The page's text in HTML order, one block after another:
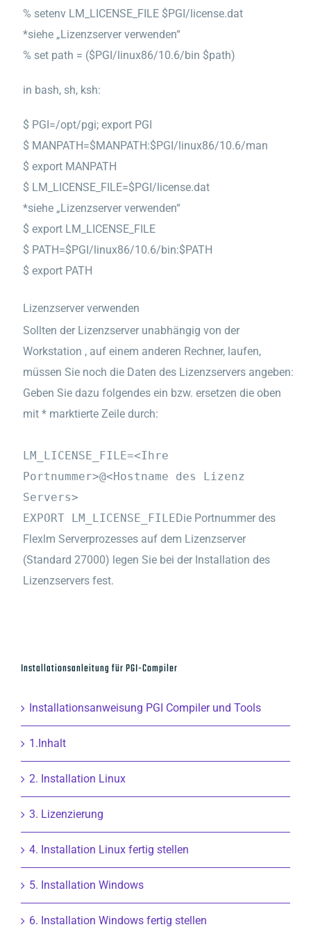
% setenv LM_LICENSE_FILE $PGI/license.dat
*siehe „Lizenzserver verwenden“
% set path = ($PGI/linux86/10.6/bin $path)
in bash, sh, ksh:
$ PGI=/opt/pgi; export PGI
$ MANPATH=$MANPATH:$PGI/linux86/10.6/man
$ export MANPATH
$ LM_LICENSE_FILE=$PGI/license.dat
*siehe „Lizenzserver verwenden“
$ export LM_LICENSE_FILE
$ PATH=$PGI/linux86/10.6/bin:$PATH
$ export PATH
Lizenzserver verwenden
Sollten der Lizenzserver unabhängig von der
Workstation , auf einem anderen Rechner, laufen,
müssen Sie noch die Daten des Lizenzservers angeben:
Geben Sie dazu folgendes ein bzw. ersetzen die oben
mit * marktierte Zeile durch:
LM_LICENSE_FILE=<Ihre
Portnummer>@<Hostname des Lizenz
Servers>
EXPORT LM_LICENSE_FILEDie Portnummer des
Flexlm Serverprozesses auf dem Lizenzserver
(Standard 27000) legen Sie bei der Installation des
Lizenzservers fest.
Installationsanleitung für PGI-Compiler
Installationsanweisung PGI Compiler und Tools
1.Inhalt
2. Installation Linux
3. Lizenzierung
4. Installation Linux fertig stellen
5. Installation Windows
6. Installation Windows fertig stellen